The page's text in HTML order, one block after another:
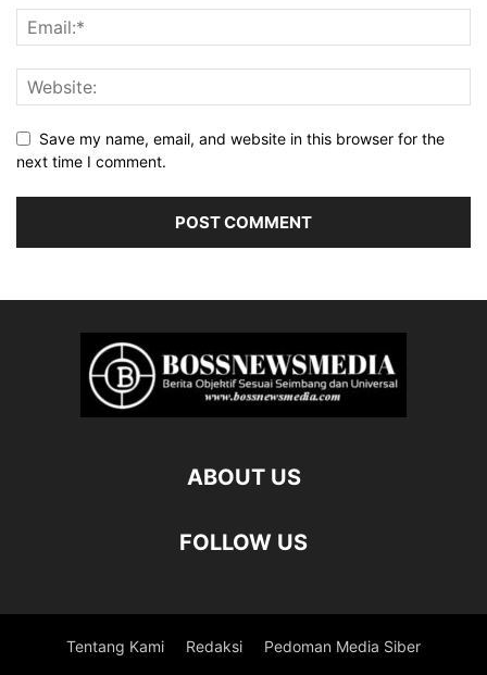
Save my name, email, and website in this browser for the
next time I comment.
ABOUT US
FOLLOW US
Tentang Kami Redaksi Pedoman Media Siber